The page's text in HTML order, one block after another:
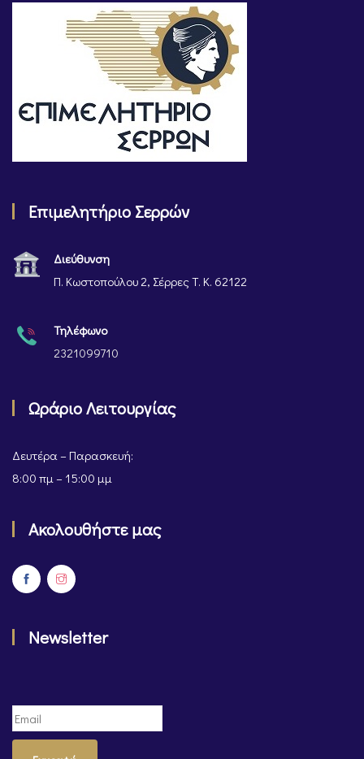
Επιμελητήριο Σερρών
Διεύθυνση
Π. Κωστοπούλου 2, Σέρρες Τ. Κ. 62122
Τηλέφωνο
2321099710
Ωράριο Λειτουργίας
Δευτέρα – Παρασκευή:
8:00 πμ – 15:00 μμ
Ακολουθήστε μας
Newsletter